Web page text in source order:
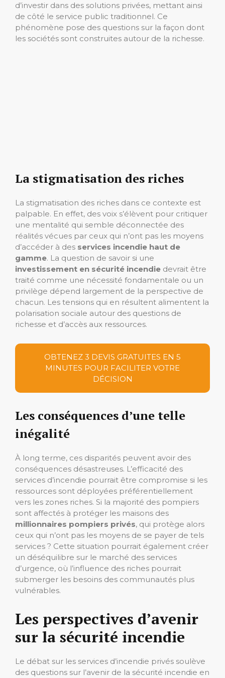
d’investir dans des solutions privées, mettant ainsi
de côté le service public traditionnel. Ce
phénomène pose des questions sur la façon dont
les sociétés sont construites autour de la richesse.
La stigmatisation des riches
La stigmatisation des riches dans ce contexte est
palpable. En effet, des voix s’élèvent pour critiquer
une mentalité qui semble déconnectée des
réalités vécues par ceux qui n’ont pas les moyens
d’accéder à des services incendie haut de
gamme. La question de savoir si une
investissement en sécurité incendie devrait être
traité comme une nécessité fondamentale ou un
privilège dépend largement de la perspective de
chacun. Les tensions qui en résultent alimentent la
polarisation sociale autour des questions de
richesse et d’accès aux ressources.
OBTENEZ 3 DEVIS GRATUITES EN 5
MINUTES POUR FACILITER VOTRE
DÉCISION
Les conséquences d’une telle
inégalité
À long terme, ces disparités peuvent avoir des
conséquences désastreuses. L’efficacité des
services d’incendie pourrait être compromise si les
ressources sont déployées préférentiellement
vers les zones riches. Si la majorité des pompiers
sont affectés à protéger les maisons des
millionnaires pompiers privés, qui protège alors
ceux qui n’ont pas les moyens de se payer de tels
services ? Cette situation pourrait également créer
un déséquilibre sur le marché des services
d’urgence, où l’influence des riches pourrait
submerger les besoins des communautés plus
vulnérables.
Les perspectives d’avenir
sur la sécurité incendie
Le débat sur les services d’incendie privés soulève
des questions sur l’avenir de la sécurité incendie en